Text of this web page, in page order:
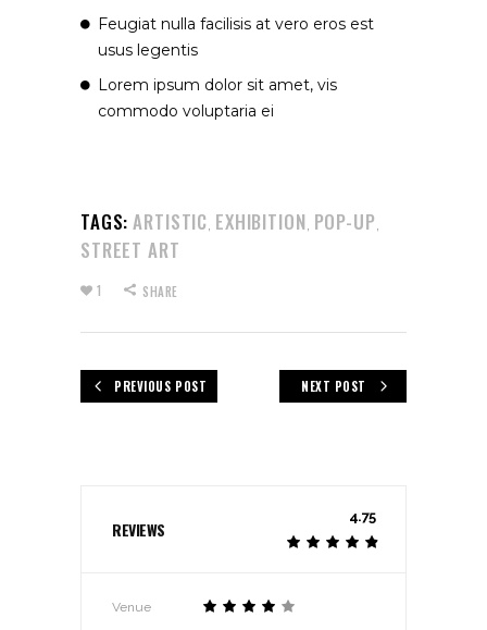
Feugiat nulla facilisis at vero eros est
usus legentis
Lorem ipsum dolor sit amet, vis
commodo voluptaria ei
TAGS: ARTISTIC EXHIBITION POP-UP
STREET ART
1 SHARE
PREVIOUS POST NEXT POST
REVIEWS
4.75
Venue